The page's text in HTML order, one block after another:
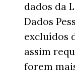
dados da
Dados
excluídos
assim
forem